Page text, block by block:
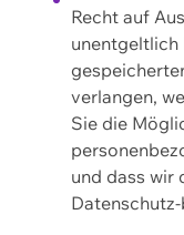
Recht auf
unentgeltlich
verlangen,
Sie die
und dass wir